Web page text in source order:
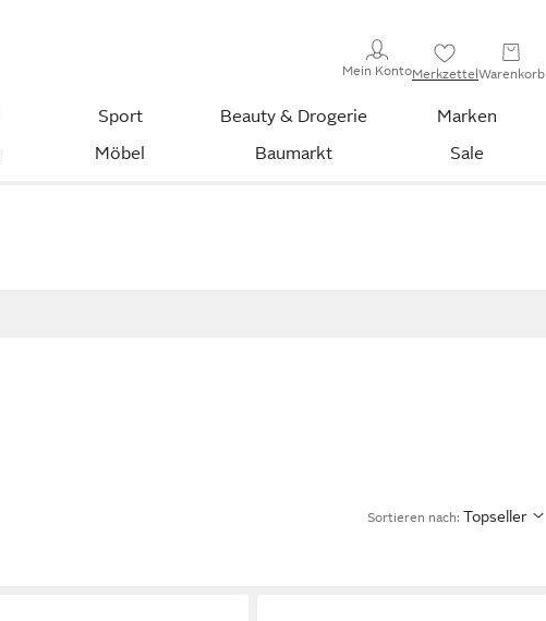
Mein KontoMerkzettelWarenkorb
Sport Beauty & Drogerie
Marken
Möbel Baumarkt Sale
Sortieren nach: Topseller